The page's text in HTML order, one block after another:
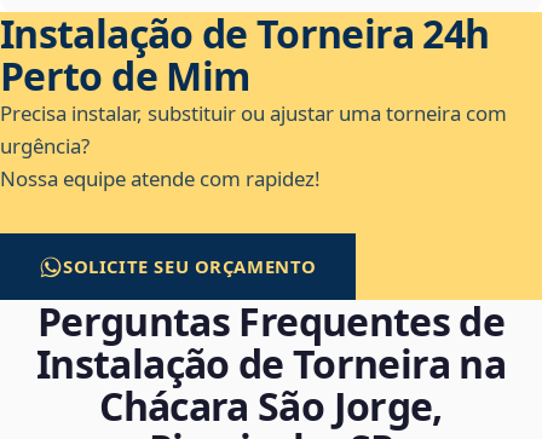
Instalação de Torneira 24h
Perto de Mim
Precisa instalar, substituir ou ajustar uma torneira com
urgência?
Nossa equipe atende com rapidez!
SOLICITE SEU ORÇAMENTO
Perguntas Frequentes de
Instalação de Torneira na
Chácara São Jorge,